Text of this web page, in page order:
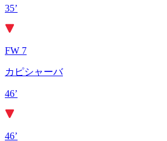
35’
FW 7
カピシャーバ
46’
46’